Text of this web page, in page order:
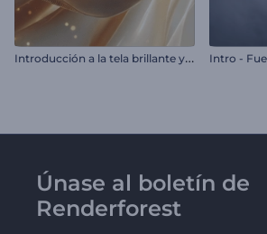
I
ntroducción a la tela brillante y fluida
Únase al boletín de
Renderforest